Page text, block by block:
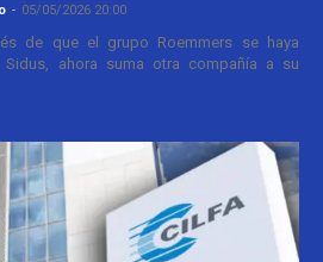
- 05/05/2026 20:00
de que el grupo Roemmers se haya
ahora suma otra compañía a su